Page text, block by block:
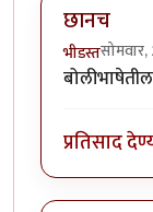
छानच
भीडस्त
प्रतिसाद